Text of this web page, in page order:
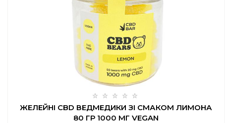
ЖЕЛЕЙНІ CBD ВЕДМЕДИКИ ЗІ СМАКОМ ЛИМОНА
80 ГР 1000 МГ VEGAN